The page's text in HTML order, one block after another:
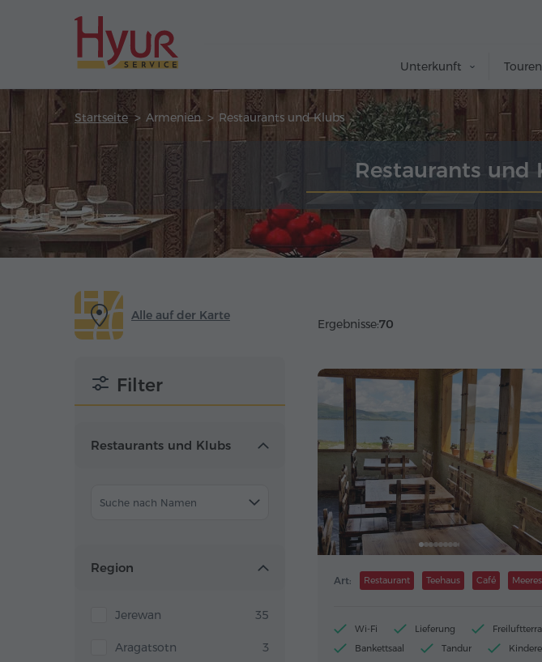
Unterkunft Touren
Startseite Armenien Restaurants und Klubs
Restaurants und
Filter
Restaurants und Klubs
Suche nach Namen
Region
Jerewan 35
Aragatsotn 3
Ergebnisse:70
Alle auf der Karte
Art: Restaurant Teehaus Café
Wi-Fi Lieferung
Bankettsaal
Tandur